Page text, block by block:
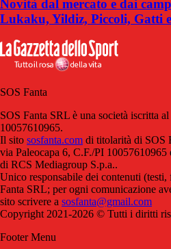
Novità dal mercato e dai
Lukaku, Yildiz, Piccoli, Gatti
SOS Fanta
SOS Fanta SRL è una società iscritta
10057610965.
Il sito sosfanta.com di titolarità di SOS
via Paleocapa 6, C.F./PI
di RCS Mediagroup S.p.a..
Unico responsabile dei contenuti
Fanta SRL; per ogni comunicazione
sito scrivere a sosfanta@gmail.com
Copyright 2021-2026 © Tutti i diritti
Footer Menu